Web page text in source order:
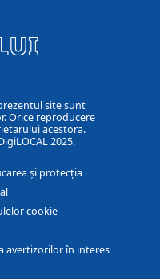
site sunt
Orice reproducere
acestora.
2025.
și protecția
cookie
avertizorilor în interes